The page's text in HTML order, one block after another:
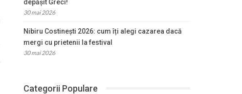
depășit Greci!
30 mai 2026
Nibiru Costinești 2026: cum îți alegi cazarea dacă
mergi cu prietenii la festival
30 mai 2026
Categorii Populare